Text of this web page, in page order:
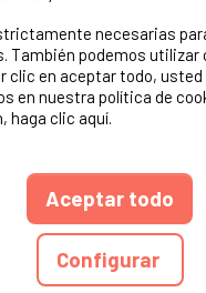
CGU
necesarias
También podemos
clic en aceptar todo,
en nuestra política de
haga clic aquí.
Aceptar todo
Configurar